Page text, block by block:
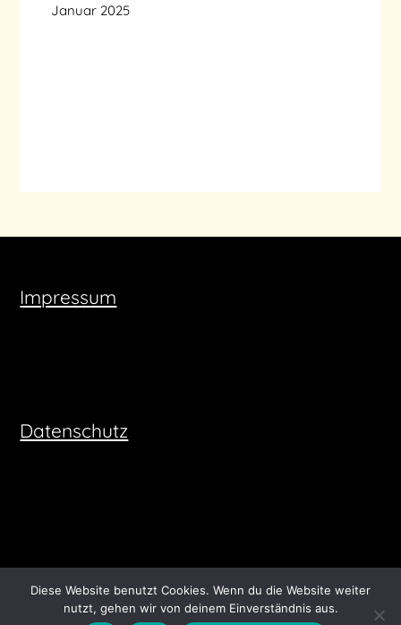
Januar 2025
Impressum
Datenschutz
©2026 vinevesttravel | Built using WordPress and
Diese Website benutzt Cookies. Wenn du die Website weiter
nutzt, gehen wir von deinem Einverständnis aus.